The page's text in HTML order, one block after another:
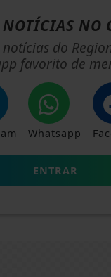
NOTÍCIAS NO
notícias do
favorito de
Whatsapp
ENTRAR